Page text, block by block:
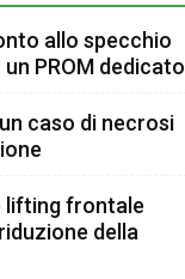
allo specchio
PROM dedicato
caso di necrosi
lifting frontale
della